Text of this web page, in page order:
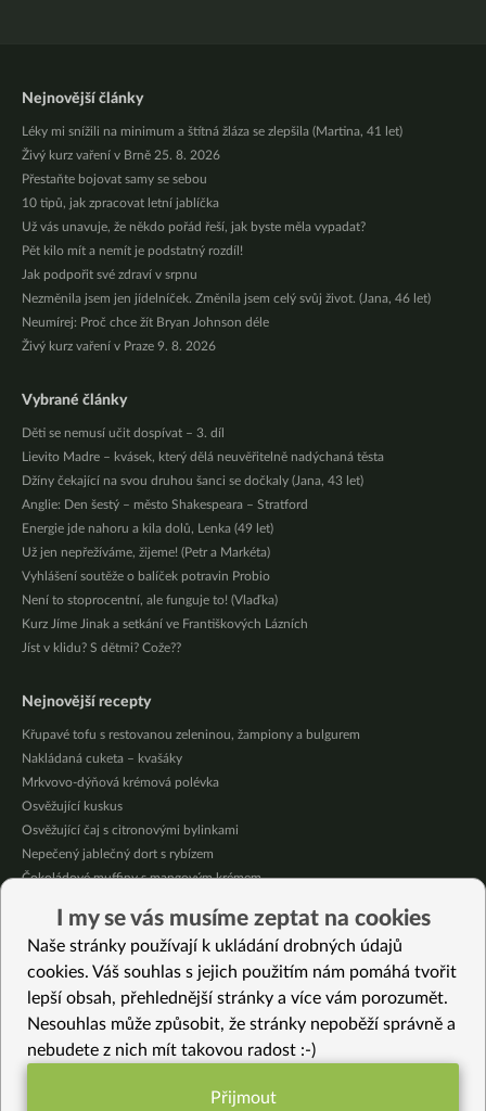
Nejnovější články
Léky mi snížili na minimum a štítná žláza se zlepšila (Martina, 41 let)
Živý kurz vaření v Brně 25. 8. 2026
Přestaňte bojovat samy se sebou
10 tipů, jak zpracovat letní jablíčka
Už vás unavuje, že někdo pořád řeší, jak byste měla vypadat?
Pět kilo mít a nemít je podstatný rozdíl!
Jak podpořit své zdraví v srpnu
Nezměnila jsem jen jídelníček. Změnila jsem celý svůj život. (Jana, 46 let)
Neumírej: Proč chce žít Bryan Johnson déle
Živý kurz vaření v Praze 9. 8. 2026
Vybrané články
Děti se nemusí učit dospívat – 3. díl
Lievito Madre – kvásek, který dělá neuvěřitelně nadýchaná těsta
Džíny čekající na svou druhou šanci se dočkaly (Jana, 43 let)
Anglie: Den šestý – město Shakespeara – Stratford
Energie jde nahoru a kila dolů, Lenka (49 let)
Už jen nepřežíváme, žijeme! (Petr a Markéta)
Vyhlášení soutěže o balíček potravin Probio
Není to stoprocentní, ale funguje to! (Vlaďka)
Kurz Jíme Jinak a setkání ve Františkových Lázních
Jíst v klidu? S dětmi? Cože??
Nejnovější recepty
Křupavé tofu s restovanou zeleninou, žampiony a bulgurem
Nakládaná cuketa – kvašáky
Mrkvovo-dýňová krémová polévka
Osvěžující kuskus
Osvěžující čaj s citronovými bylinkami
Nepečený jablečný dort s rybízem
Čokoládové muffiny s mangovým krémem
Krémová zeleninová polévka s koprem a vločkami
Celozrnná rýže basmati se zeleninou
Vybrané recepty
Jak nejrychleji udělat rýžový kvásek (za 3 dny)
Rychlý salát z vodnice, ředkviček, salátu a kvašené zeleniny
I my se vás musíme zeptat na cookies
Naše stránky používají k ukládání drobných údajů
cookies. Váš souhlas s jejich použitím nám pomáhá tvořit
lepší obsah, přehlednější stránky a více vám porozumět.
Nesouhlas může způsobit, že stránky nepoběží správně a
nebudete z nich mít takovou radost :-)
Přijmout